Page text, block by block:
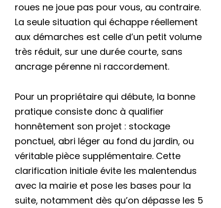
roues ne joue pas pour vous, au contraire.
La seule situation qui échappe réellement
aux démarches est celle d’un petit volume
très réduit, sur une durée courte, sans
ancrage pérenne ni raccordement.
Pour un propriétaire qui débute, la bonne
pratique consiste donc à qualifier
honnêtement son projet : stockage
ponctuel, abri léger au fond du jardin, ou
véritable pièce supplémentaire. Cette
clarification initiale évite les malentendus
avec la mairie et pose les bases pour la
suite, notamment dès qu’on dépasse les 5